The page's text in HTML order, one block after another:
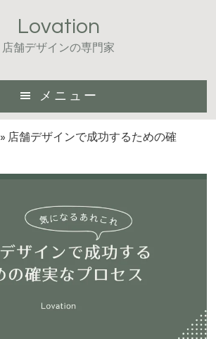
Lovation
店舗デザインの専門家
メニュー
» 店舗デザインで成功するための確